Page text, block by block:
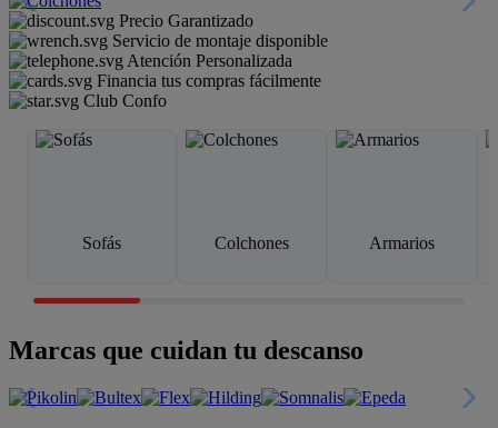
Precio Garantizado
Servicio de montaje disponible
Atención Personalizada
Financia tus compras fácilmente
Club Confo
Sofás Colchones Armarios
Marcas que cuidan tu descanso